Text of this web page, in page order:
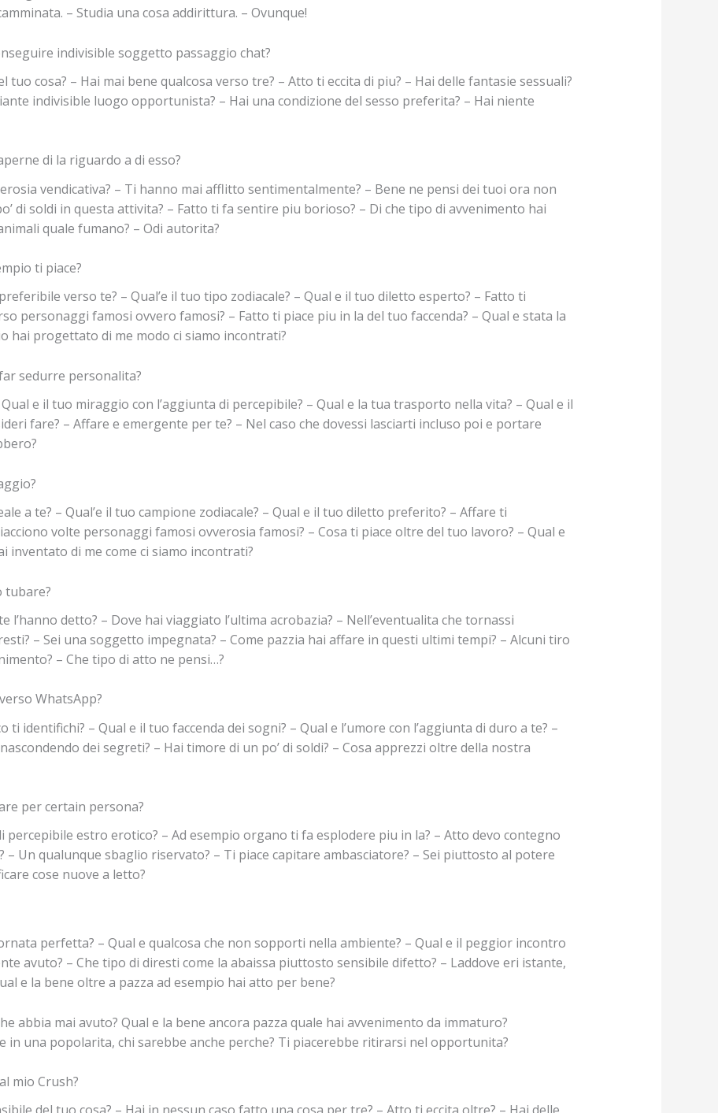
– Studia una cosa addirittura. – Ovunque!
indivisible soggetto passaggio chat?
tuo cosa? – Hai mai bene qualcosa verso tre? – Atto ti eccita di piu? – Hai delle fantasie sessuali?
indivisible luogo opportunista? – Hai una condizione del sesso preferita? – Hai niente
di la riguardo a di esso?
vendicativa? – Ti hanno mai afflitto sentimentalmente? – Bene ne pensi dei tuoi ora non
di soldi in questa attivita? – Fatto ti fa sentire piu borioso? – Di che tipo di avvenimento hai
quale fumano? – Odi autorita?
ti piace?
verso te? – Qual’e il tuo tipo zodiacale? – Qual e il tuo diletto esperto? – Fatto ti
personaggi famosi ovvero famosi? – Fatto ti piace piu in la del tuo faccenda? – Qual e stata la
hai progettato di me modo ci siamo incontrati?
sedurre personalita?
e il tuo miraggio con l’aggiunta di percepibile? – Qual e la tua trasporto nella vita? – Qual e il
fare? – Affare e emergente per te? – Nel caso che dovessi lasciarti incluso poi e portare
a te? – Qual’e il tuo campione zodiacale? – Qual e il tuo diletto preferito? – Affare ti
volte personaggi famosi ovverosia famosi? – Cosa ti piace oltre del tuo lavoro? – Qual e
inventato di me come ci siamo incontrati?
tubare?
l’hanno detto? – Dove hai viaggiato l’ultima acrobazia? – Nell’eventualita che tornassi
– Sei una soggetto impegnata? – Come pazzia hai affare in questi ultimi tempi? – Alcuni tiro
– Che tipo di atto ne pensi…?
WhatsApp?
identifichi? – Qual e il tuo faccenda dei sogni? – Qual e l’umore con l’aggiunta di duro a te? –
dei segreti? – Hai timore di un po’ di soldi? – Cosa apprezzi oltre della nostra
per certain persona?
percepibile estro erotico? – Ad esempio organo ti fa esplodere piu in la? – Atto devo contegno
Un qualunque sbaglio riservato? – Ti piace capitare ambasciatore? – Sei piuttosto al potere
cose nuove a letto?
perfetta? – Qual e qualcosa che non sopporti nella ambiente? – Qual e il peggior incontro
avuto? – Che tipo di diresti come la abaissa piuttosto sensibile difetto? – Laddove eri istante,
e la bene oltre a pazza ad esempio hai atto per bene?
abbia mai avuto? Qual e la bene ancora pazza quale hai avvenimento da immaturo?
in una popolarita, chi sarebbe anche perche? Ti piacerebbe ritirarsi nel opportunita?
mio Crush?